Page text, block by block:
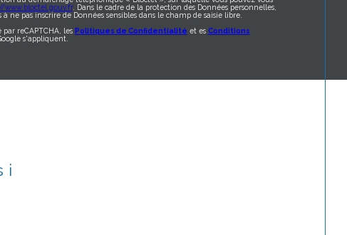
www.bloctel.gouv.fr. Dans le cadre de la protection des Données personnelles,
à ne pas inscrire de Données sensibles dans le champ de saisie libre.
reCAPTCHA, les Politiques de Confidentialité et es Conditions
s'appliquent.